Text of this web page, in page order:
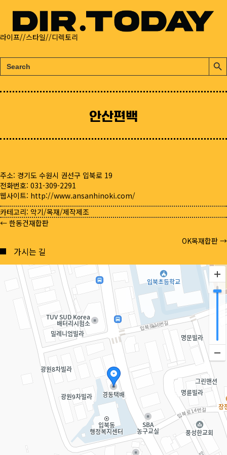
라이프//스타일//디렉토리
검
색:
검
색
튼
안산편백
주소: 경기도 수원시 권선구 입북로 19
전화번호: 031-309-2291
웹사이트: http://www.ansanhinoki.com/
카테고리: 악기/목재/제작제조
Posts
navigation
← 한동건재합판
OK목재합판 →
가시는 길